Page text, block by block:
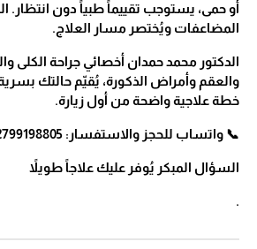
أو حمى، يستوجب تقييماً طبياً دون انتظار.
المضاعفات ويُختصر مسار العلاج.
الدكتور محمد حمدان أخصائي جراحة الكلى
والعقم وأمراض الذكورة، يُقيّم حالتك
خطة علاجية واضحة من أول زيارة.
📞 واتساب للحجز والاستفسار: 00962799198805
السؤال المبكر يُوفر عليك علاجاً طويلاً
.